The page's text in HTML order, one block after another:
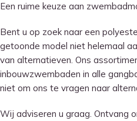
Een ruime keuze aan
Bent u op zoek naar een
getoonde model niet helemaal
van alternatieven. Ons
inbouwzwembaden in alle
niet om ons te vragen naar
Wij adviseren u graag. Ontvang